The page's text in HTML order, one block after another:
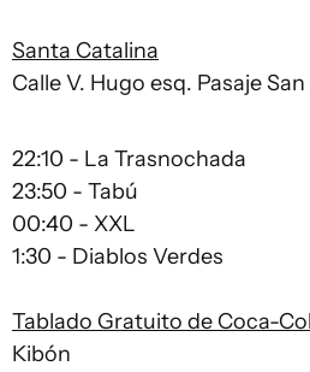
Santa Catalina
Calle V. Hugo esq. Pasaje
22:10 - La Trasnochada
23:50 - Tabú
00:40 - XXL
1:30 - Diablos Verdes
Tablado Gratuito de Coca-
Kibón